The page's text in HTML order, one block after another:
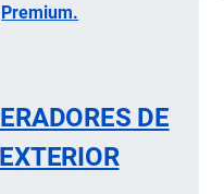
Premium.
DE
courier en Ecuador